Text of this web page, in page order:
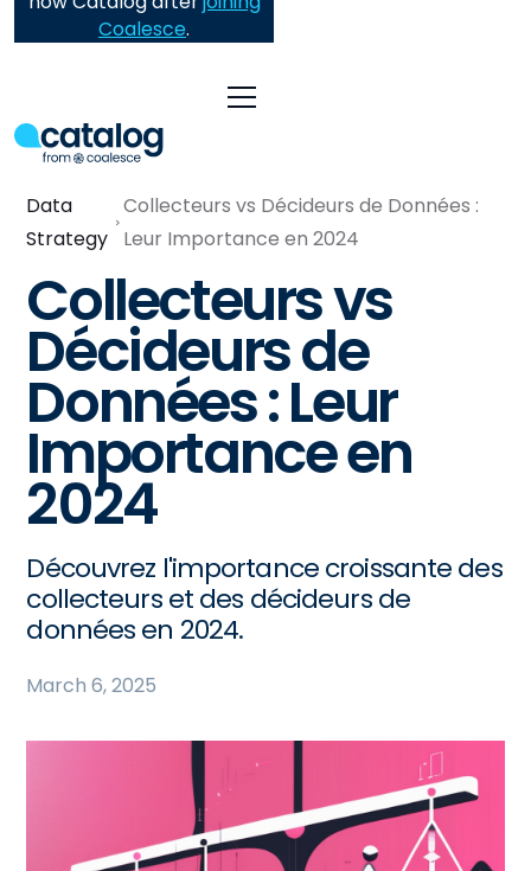
Coalesce.
Data
Strategy
Collecteurs vs Décideurs de Données :
Leur Importance en 2024
Collecteurs vs
Décideurs de
Données : Leur
Importance en
2024
Découvrez l'importance croissante des
collecteurs et des décideurs de
données en 2024.
March 6, 2025